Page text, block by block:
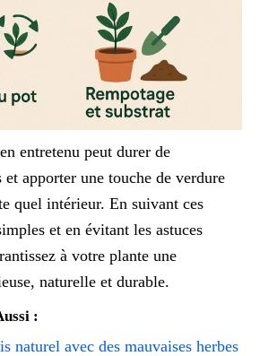
entretenu peut durer de
et apporter une touche de verdure
quel intérieur. En suivant ces
et en évitant les astuces
à votre plante une
naturelle et durable.
:
naturel avec des mauvaises herbes